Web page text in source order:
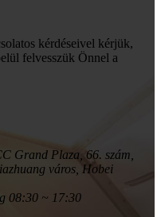
kérdéseivel kérjük,
felvesszük Önnel a
Grand Plaza, 66. szám,
város, Hobei
08:30 ~ 17:30